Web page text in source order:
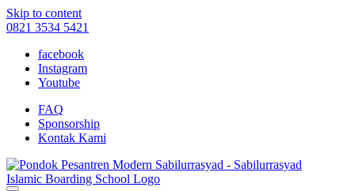
Skip to content
0821 3534 5421
facebook
Instagram
Youtube
FAQ
Sponsorship
Kontak Kami